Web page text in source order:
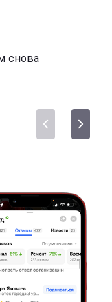
снова